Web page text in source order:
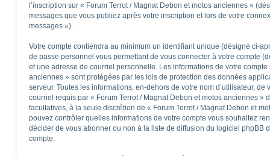
l’inscription sur « Forum Terrot / Magnat Debon et motos anciennes »
messages que vous publiez après votre inscription et lors de votre
messages »).
Votre compte contiendra au minimum un identifiant unique (désigné ci-
de passe personnel vous permettant de vous connecter à votre compte
et une adresse de courriel personnelle. Les informations de votre
anciennes » sont protégées par les lois de protection des données
serveur. Toutes les informations, en-dehors de votre nom d’utilisateur,
courriel requis par « Forum Terrot / Magnat Debon et motos anciennes »
facultatives, à la seule discrétion de « Forum Terrot / Magnat Debon et
pouvez contrôler quelles informations de votre compte vous souhaitez
décider de vous abonner ou non à la liste de diffusion du logiciel phpBB
compte.